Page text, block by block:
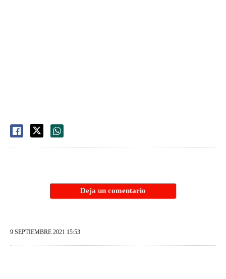
Deja un comentario
9 SEPTIEMBRE 2021 15:53